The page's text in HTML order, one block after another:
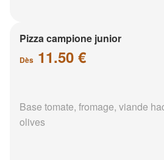
Pizza campione junior
Dès 11.50 €
Base tomate, fromage, viande
olives